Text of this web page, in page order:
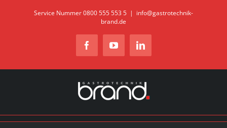
Service Nummer 0800 555 553 5 | info@gastrotechnik-
brand.de
FacebookYouTubeLinkedIn